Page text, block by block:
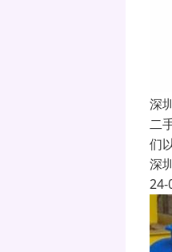
深
二
们
深
24-